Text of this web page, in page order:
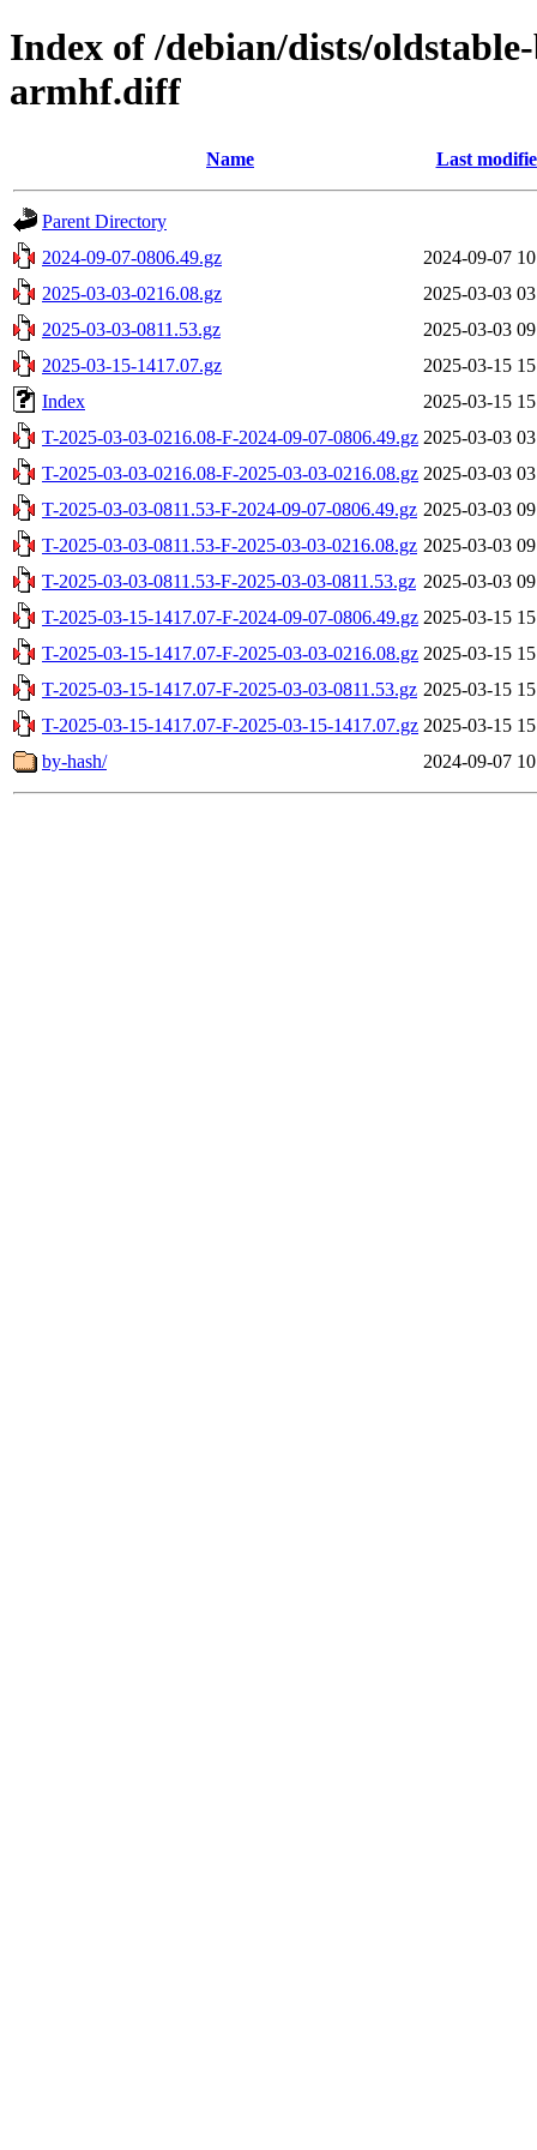
Index of /debian/dists/
armhf.diff
Name Last
Parent Directory
2024-09-07-0806.49.gz
2024-09-07
2025-03-03-0216.08.gz
2025-03-03
2025-03-03-0811.53.gz
2025-03-03
2025-03-15-1417.07.gz
2025-03-15
Index
2025-03-15
T-2025-03-03-0216.08-F-2024-09-07-0806.49.gz 2025-03-03
T-2025-03-03-0216.08-F-2025-03-03-0216.08.gz 2025-03-03
T-2025-03-03-0811.53-F-2024-09-07-0806.49.gz 2025-03-03
T-2025-03-03-0811.53-F-2025-03-03-0216.08.gz 2025-03-03
T-2025-03-03-0811.53-F-2025-03-03-0811.53.gz 2025-03-03
T-2025-03-15-1417.07-F-2024-09-07-0806.49.gz 2025-03-15
T-2025-03-15-1417.07-F-2025-03-03-0216.08.gz 2025-03-15
T-2025-03-15-1417.07-F-2025-03-03-0811.53.gz 2025-03-15
T-2025-03-15-1417.07-F-2025-03-15-1417.07.gz 2025-03-15
by-hash/
2024-09-07